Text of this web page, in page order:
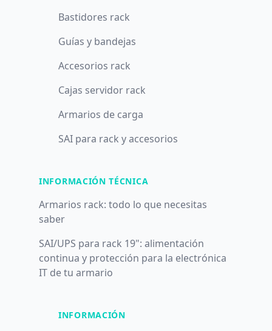
Bastidores rack
Guías y bandejas
Accesorios rack
Cajas servidor rack
Armarios de carga
SAI para rack y accesorios
INFORMACIÓN TÉCNICA
Armarios rack: todo lo que necesitas
saber
SAI/UPS para rack 19": alimentación
continua y protección para la electrónica
IT de tu armario
INFORMACIÓN